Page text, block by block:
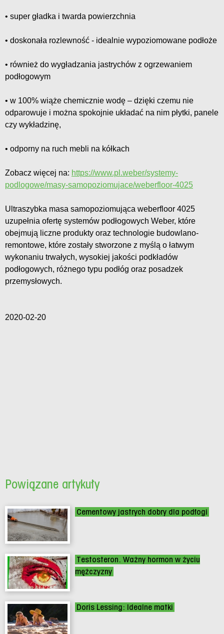
• super gładka i twarda powierzchnia
• doskonała rozlewność - idealnie wypoziomowane podłoże
• również do wygładzania jastrychów z ogrzewaniem
podłogowym
• w 100% wiąże chemicznie wodę – dzięki czemu nie
odparowuje i można spokojnie układać na nim płytki, panele
czy wykładzinę,
• odporny na ruch mebli na kółkach
Zobacz więcej na: https://www.pl.weber/systemy-
podlogowe/masy-samopoziomujace/weberfloor-4025
Ultraszybka masa samopoziomująca weberfloor 4025
uzupełnia ofertę systemów podłogowych Weber, które
obejmują liczne produkty oraz technologie budowlano-
remontowe, które zostały stworzone z myślą o łatwym
wykonaniu trwałych, wysokiej jakości podkładów
podłogowych, różnego typu podłóg oraz posadzek
przemysłowych.
2020-02-20
Powiązane artykuły
Cementowy jastrych dobry dla podłogi
Testosteron. Ważny hormon w życiu
mężczyzny
Doris Lessing: Idealne matki